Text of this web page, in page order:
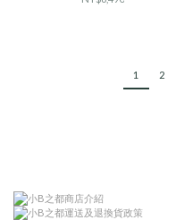
1 2